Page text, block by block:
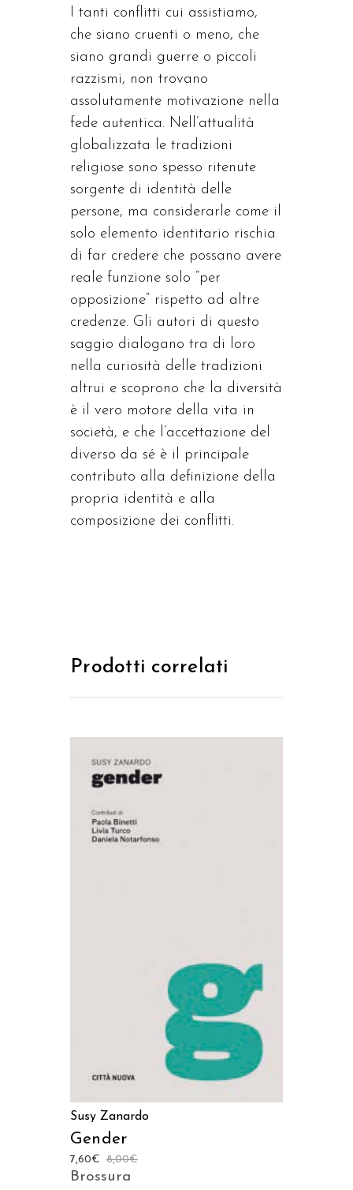
I tanti conflitti cui assistiamo,
che siano cruenti o meno, che
siano grandi guerre o piccoli
razzismi, non trovano
assolutamente motivazione nella
fede autentica. Nell’attualità
globalizzata le tradizioni
religiose sono spesso ritenute
sorgente di identità delle
persone, ma considerarle come il
solo elemento identitario rischia
di far credere che possano avere
reale funzione solo “per
opposizione” rispetto ad altre
credenze. Gli autori di questo
saggio dialogano tra di loro
nella curiosità delle tradizioni
altrui e scoprono che la diversità
è il vero motore della vita in
società, e che l’accettazione del
diverso da sé è il principale
contributo alla definizione della
propria identità e alla
composizione dei conflitti.
Prodotti correlati
Susy Zanardo
Gender
8,00€
7,60€
Brossura